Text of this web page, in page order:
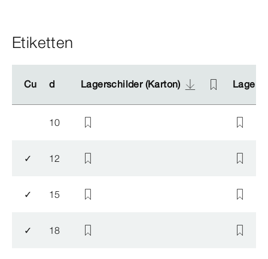
Etiketten
Cu d Lagerschilder (Karton)
Cu d Lagerschilder (Karton)
10
✓ 12
✓ 15
✓ 18